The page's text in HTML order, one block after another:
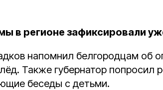
в регионе зафиксировали
напомнил белгородцам об
Также губернатор попросил
беседы с детьми.